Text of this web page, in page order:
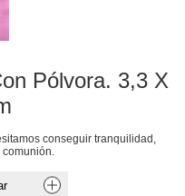
Pólvora. 3,3 X
conseguir tranquilidad,